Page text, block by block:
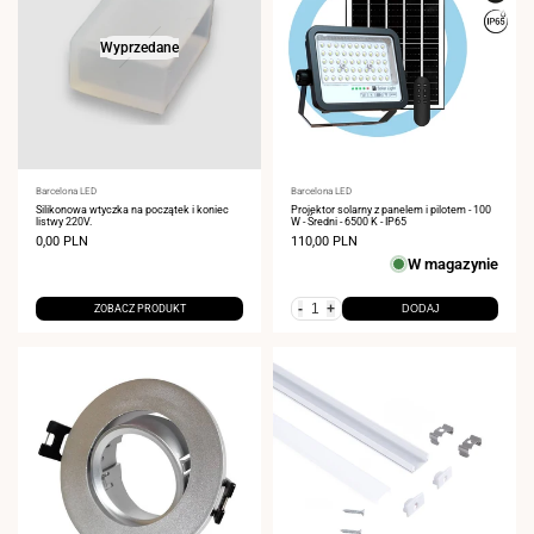
Wyprzedane
Dostawca:
Barcelona LED
Silikonowa wtyczka na początek i koniec
listwy 220V.
Cena
0,00 PLN
ZOBACZ PRODUKT
Dostawca:
Barcelona LED
Projektor solarny z panelem i pilotem - 100
W - Średni - 6500 K - IP65
Cena
110,00 PLN
W magazynie
- + DODAJ